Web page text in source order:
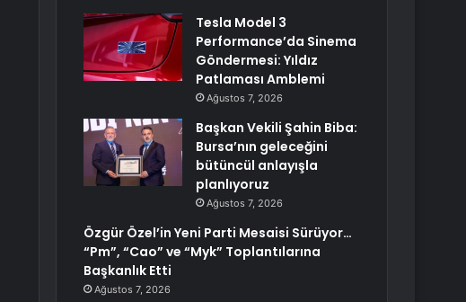
Tesla Model 3
Performance’da Sinema
Göndermesi: Yıldız
Patlaması Amblemi
Ağustos 7, 2026
Başkan Vekili Şahin Biba:
Bursa’nın geleceğini
bütüncül anlayışla
planlıyoruz
Ağustos 7, 2026
Özgür Özel’in Yeni Parti Mesaisi Sürüyor…
“Pm”, “Cao” ve “Myk” Toplantılarına
Başkanlık Etti
Ağustos 7, 2026